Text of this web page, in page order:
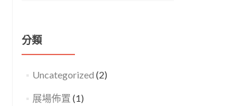
分類
Uncategorized (2)
展場佈置 (1)